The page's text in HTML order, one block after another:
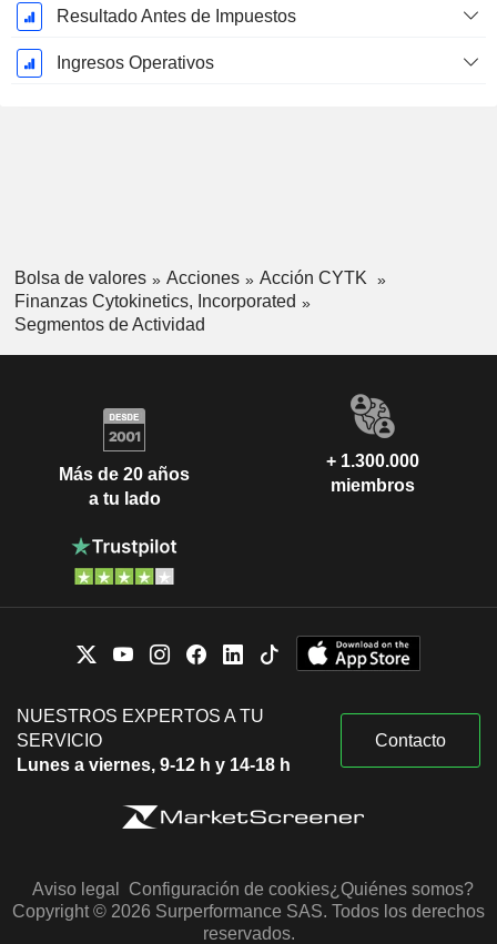
Resultado Antes de Impuestos
Ingresos Operativos
Bolsa de valores Acciones
Acción CYTK
Finanzas Cytokinetics, Incorporated
Segmentos de Actividad
Más de 20 años
a tu lado
+ 1.300.000
miembros
NUESTROS EXPERTOS A TU
SERVICIO
Lunes a viernes, 9-12 h y 14-18 h
Contacto
Aviso legal Configuración de cookies¿Quiénes somos?
Copyright © 2026 Surperformance SAS. Todos los derechos
reservados.